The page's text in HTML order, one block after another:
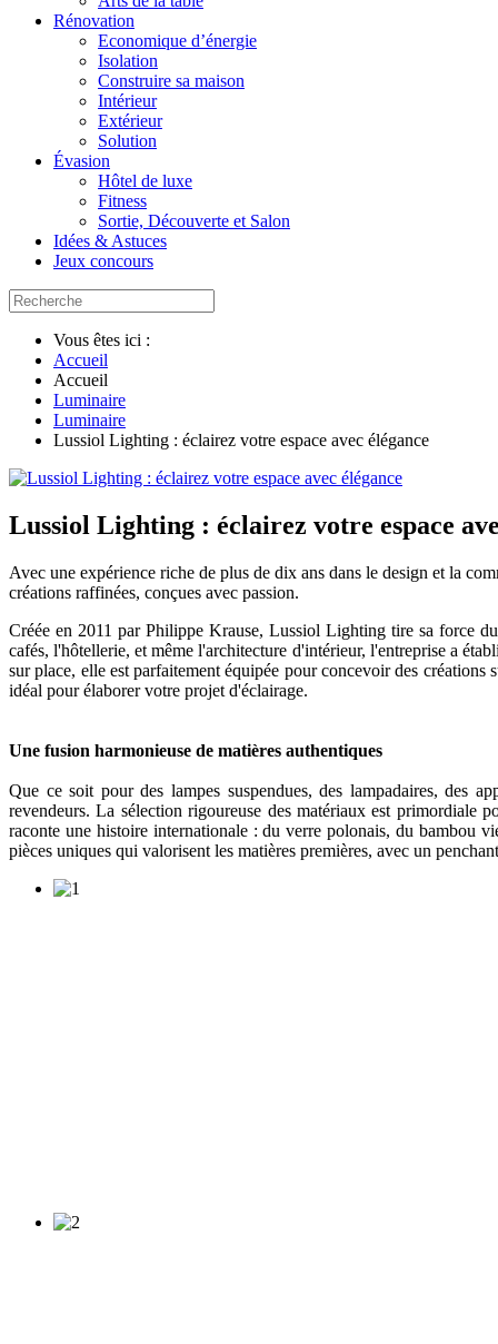
Rénovation
Economique d’énergie
Isolation
Construire sa maison
Intérieur
Extérieur
Solution
Évasion
Hôtel de luxe
Fitness
Sortie, Découverte et Salon
Idées & Astuces
Jeux concours
Vous êtes ici :
Accueil
Accueil
Luminaire
Luminaire
Lussiol Lighting : éclairez votre espace avec élégance
Lussiol Lighting : éclairez votre espace
Avec une expérience riche de plus de dix ans dans le design et la
créations raffinées, conçues avec passion.
Créée en 2011 par Philippe Krause, Lussiol Lighting tire sa force
cafés, l'hôtellerie, et même l'architecture d'intérieur, l'entreprise a
sur place, elle est parfaitement équipée pour concevoir des
idéal pour élaborer votre projet d'éclairage.
Une fusion harmonieuse de matières authentiques
Que ce soit pour des lampes suspendues, des lampadaires, des
revendeurs. La sélection rigoureuse des matériaux est primordiale
raconte une histoire internationale : du verre polonais, du bambou
pièces uniques qui valorisent les matières premières, avec un